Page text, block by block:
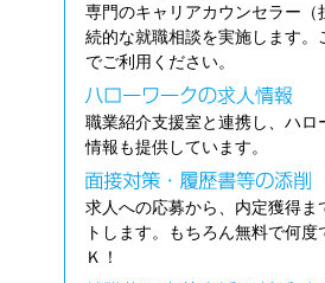
専門のキャリアカウンセラー（
続的な就職相談を実施します。
でご利用ください。
職業紹介支援室と連携し、ハロ
情報も提供しています。
求人への応募から、内定獲得ま
トします。もちろん無料で何度
Ｋ！